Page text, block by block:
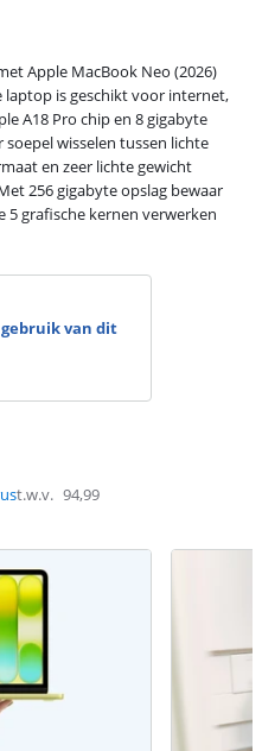
Apple MacBook Neo (2026)
laptop is geschikt voor internet,
A18 Pro chip en 8 gigabyte
wisselen tussen lichte
en zeer lichte gewicht
256 gigabyte opslag bewaar
5 grafische kernen verwerken
van dit
t.w.v. 94,99